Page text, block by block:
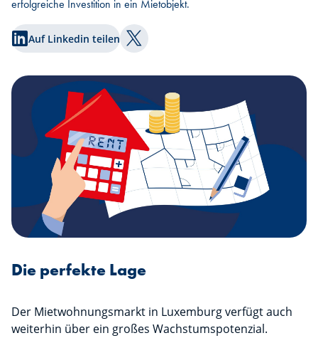
erfolgreiche Investition in ein Mietobjekt.
Auf Linkedin teilen Auf Twitter teilen
Die perfekte Lage
Der Mietwohnungsmarkt in Luxemburg verfügt auch
weiterhin über ein großes Wachstumspotenzial.